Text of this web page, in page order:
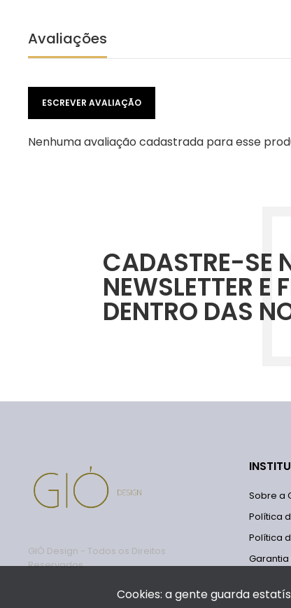
Avaliações
ESCREVER AVALIAÇÃO
Nenhuma avaliação cadastrada para esse
CADASTRE-SE
NEWSLETTER E
DENTRO DAS
GIÓ Design - Todos os Direitos
Reservados.
Sobre a
Política
Política
Cookies: a gente guarda